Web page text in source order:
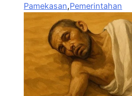
Pamekasan,Pemerintahan